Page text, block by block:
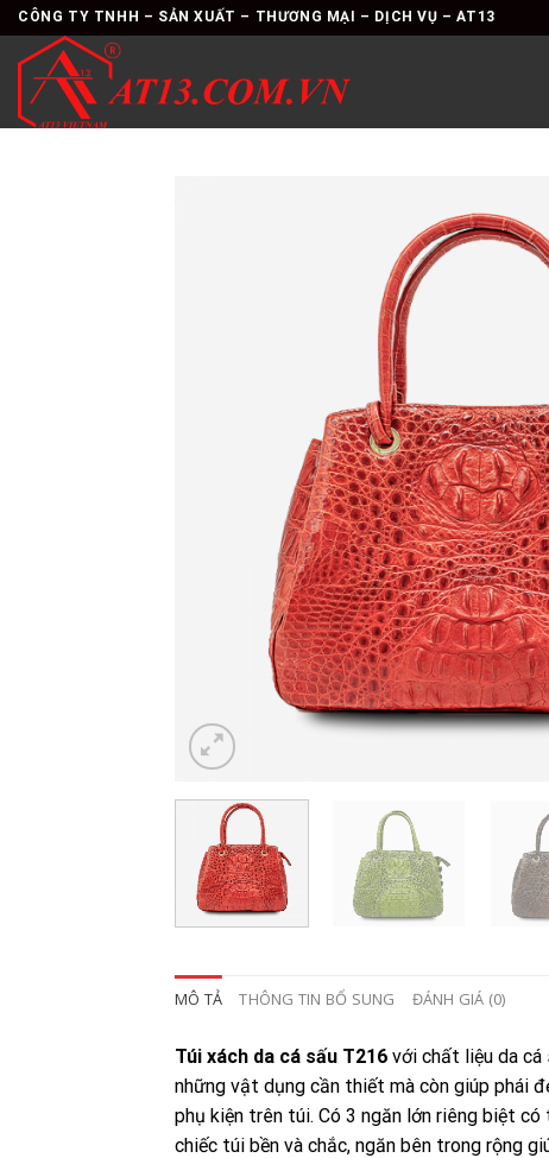
Skip
to
content
CÔNG TY TNHH – SẢN XUẤT – THƯƠNG MẠI – DỊCH VỤ – AT13
MÔ TẢ THÔNG TIN BỔ SUNG ĐÁNH GIÁ (0)
Túi xách da cá sấu T216 với chất liệu da cá
những vật dụng cần thiết mà còn giúp phái
phụ kiện trên túi. Có 3 ngăn lớn riêng biệt
chiếc túi bền và chắc, ngăn bên trong rộng